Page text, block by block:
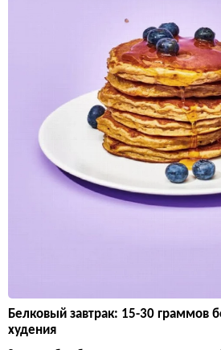
Белковый завтрак: 15-30 граммов
худения